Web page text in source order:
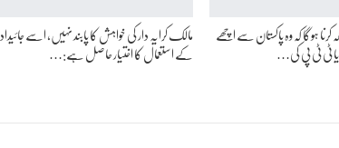
کرنا ہوگا کہ وہ پاکستان سے اچھے
ٹی ٹی پی کی…
مالک کرایہ دار کی خواہش کا پابند نہیں، اسے جائیداد
کے استعمال کا اختیار حاصل ہے:…